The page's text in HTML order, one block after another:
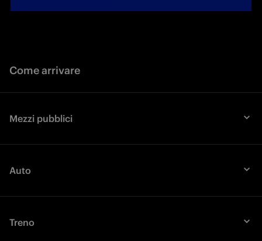
Come arrivare
Mezzi pubblici
Auto
Treno